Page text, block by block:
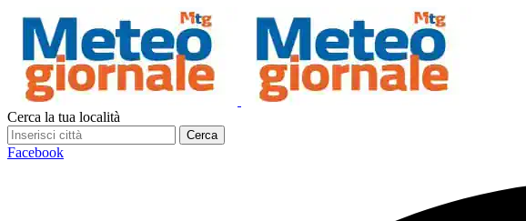
Cerca la tua località
Cerca
Facebook